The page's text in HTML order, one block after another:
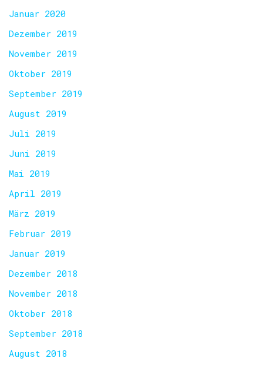
Januar 2020
Dezember 2019
November 2019
Oktober 2019
September 2019
August 2019
Juli 2019
Juni 2019
Mai 2019
April 2019
März 2019
Februar 2019
Januar 2019
Dezember 2018
November 2018
Oktober 2018
September 2018
August 2018